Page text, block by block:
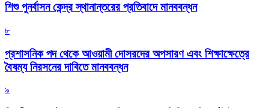
শিশু পুনর্বাসন কেন্দ্র স্থানান্তরের প্রতিবাদে মানববন্ধন
৮
প্রশাসনিক পদ থেকে আওয়ামী দোসরদের অপসারণ এবং শিক্ষাক্ষেত্রে
বৈষম্য নিরসনের দাবিতে মানববন্ধন
৯